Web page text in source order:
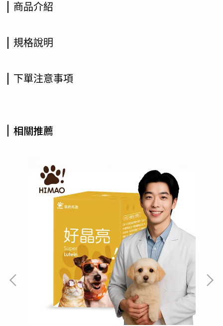
商品介紹
規格說明
下單注意事項
相關推薦